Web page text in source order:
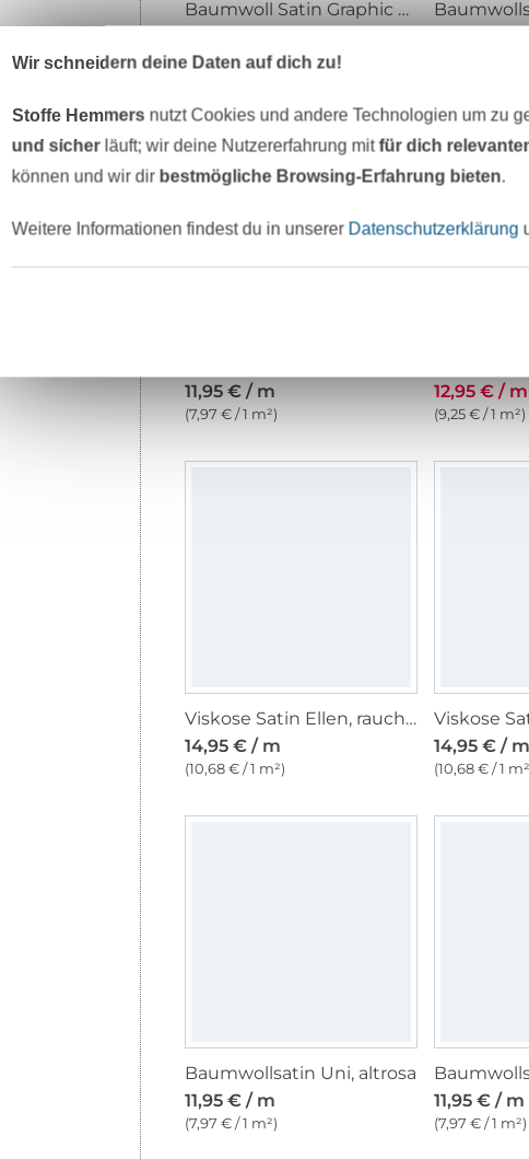
Baumwoll Satin Graphic Flowers, bordeaux
(8,93 € / 1 m²)
11,95 € / m
(7,97 € / 1 m²)
-13%
12,95 € / m
(9,25 € / 1 m²)
Viskose Satin Ellen, rauchblau
14,95 € / m
(10,68 € / 1 m²)
Viskose
14,95 € / m
(10,68 € / 1
Baumwollsatin Uni, altrosa
11,95 € / m
(7,97 € / 1 m²)
11,95 € / m
(7,97 € / 1 m²)
Wir schneidern deine Daten auf dich zu!
Stoffe Hemmers nutzt Cookies und andere Technologien um zu
und sicherläuft; wir deine Nutzererfahrung mitfür dich
können und wir dir bestmögliche Browsing-Erfahrung bieten.
Weitere Informationen findest du in unserer Datenschutzerklärung